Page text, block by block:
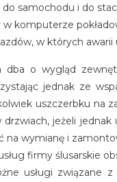
do samochodu i do
w komputerze
w których awarii
o wygląd
jednak ze
uszczerbku na
drzwiach, jeżeli
na wymianę i
firmy ślusarskie
usługi związane